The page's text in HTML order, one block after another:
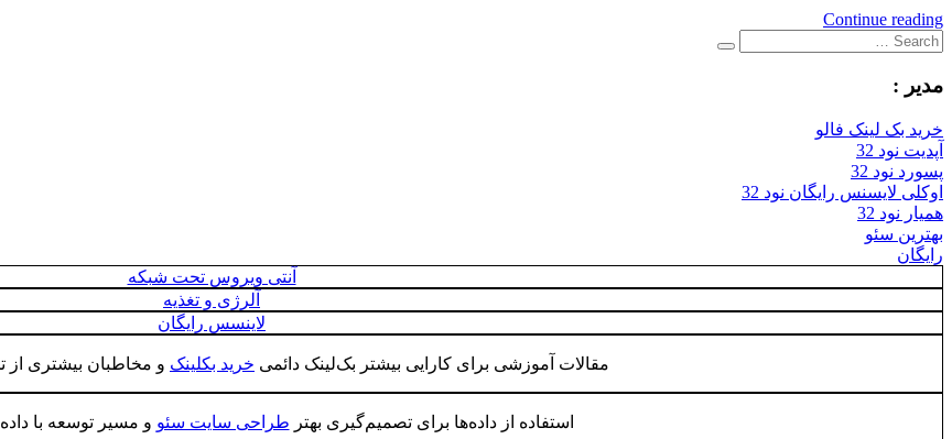
Continue reading
Search
for:
Search
مدیر :
خرید بک لینک فالو
آپدیت نود 32
پسورد نود 32
اوکلی لایسنس رایگان نود 32
همیار نود 32
بهترین سئو
رایگان
آنتی ویروس تحت شبکه
آلرژی و تغذیه
لاینسس رایگان
مقالات آموزشی برای کارایی بیشتر بک‌لینک دائمی خرید بکلینک و مخاطبان بیشتری از
استفاده از داده‌ها برای تصمیم‌گیری بهتر طراحی سایت سئو و مسیر توسعه با